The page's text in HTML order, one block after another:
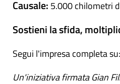
Causale: 5.000 chilometri
Sostieni la sfida,
Segui l'impresa completa su:
Un'iniziativa firmata Gian